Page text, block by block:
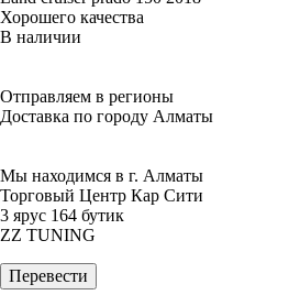
Хорошего качества
В наличии
Отправляем в регионы
Доставка по городу Алматы
Мы находимся в г. Алматы
Торговый Центр Кар Сити
3 ярус 164 бутик
ZZ TUNING
Перевести